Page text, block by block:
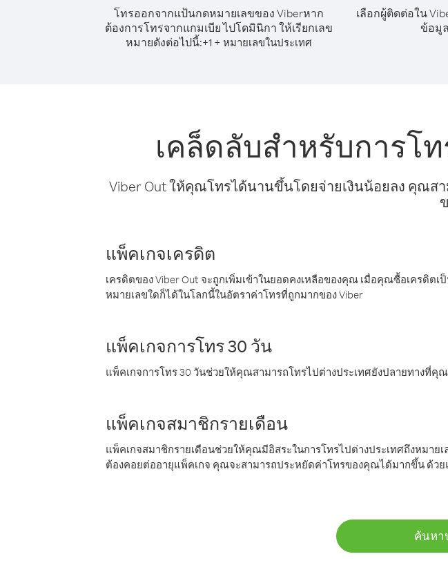
โทรออกจากแป้นกดหมายเลขของ Viberหาก
ต้องการโทรจากแกมเบีย ไปโดมินิกา ให้เรียกเลข
หมายดังต่อไปนี้:+1 + หมายเลขในประเทศ
เลือกผู้ติดต่อใน
ข้อมู
เคล็ดลับสำหรับการโ
Viber Out ให้คุณโทรได้นานขึ้นโดยจ่ายเงินน้อยลง คุณส
แพ็คเกจเครดิต
เครดิตของ Viber Out จะถูกเพิ่มเข้าในยอดคงเหลือของคุณ เมื่อคุณซื้อเครดิต
หมายเลขใดก็ได้ในโลกนี้ในอัตราค่าโทรที่ถูกมากของ Viber
แพ็คเกจการโทร 30 วัน
แพ็คเกจการโทร 30 วันช่วยให้คุณสามารถโทรไปต่างประเทศยังปลายทางที่คุ
แพ็คเกจสมาชิกรายเดือน
แพ็คเกจสมาชิกรายเดือนช่วยให้คุณมีอิสระในการโทรไปต่างประเทศถึงหมา
ต้องคอยต่ออายุแพ็คเกจ คุณจะสามารถประหยัดค่าโทรของคุณได้มากขึ้น ด้วย
ค้นหา